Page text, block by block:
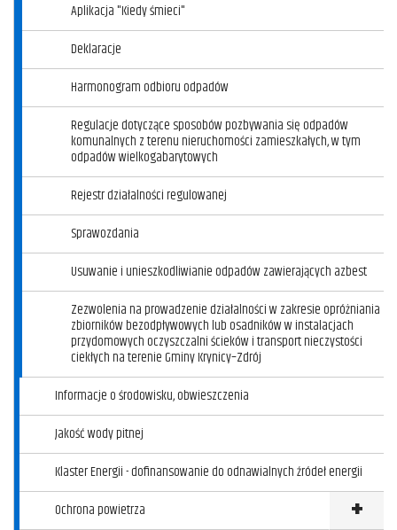
Aplikacja "Kiedy śmieci"
Deklaracje
Harmonogram odbioru odpadów
Regulacje dotyczące sposobów pozbywania się odpadów
komunalnych z terenu nieruchomości zamieszkałych, w tym
odpadów wielkogabarytowych
Rejestr działalności regulowanej
Sprawozdania
Usuwanie i unieszkodliwianie odpadów zawierających azbest
Zezwolenia na prowadzenie działalności w zakresie opróżniania
zbiorników bezodpływowych lub osadników w instalacjach
przydomowych oczyszczalni ścieków i transport nieczystości
ciekłych na terenie Gminy Krynicy–Zdrój
Informacje o środowisku, obwieszczenia
Jakość wody pitnej
Klaster Energii - dofinansowanie do odnawialnych źródeł energii
Ochrona powietrza
Kliknij